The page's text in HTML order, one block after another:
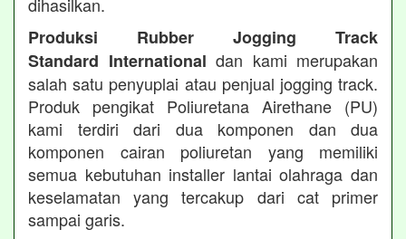
dihasilkan.
Produksi Rubber Jogging Track
Standard International dan kami merupakan
salah satu penyuplai atau penjual jogging track.
Produk pengikat Poliuretana Airethane (PU)
kami terdiri dari dua komponen dan dua
komponen cairan poliuretan yang memiliki
semua kebutuhan installer lantai olahraga dan
keselamatan yang tercakup dari cat primer
sampai garis.